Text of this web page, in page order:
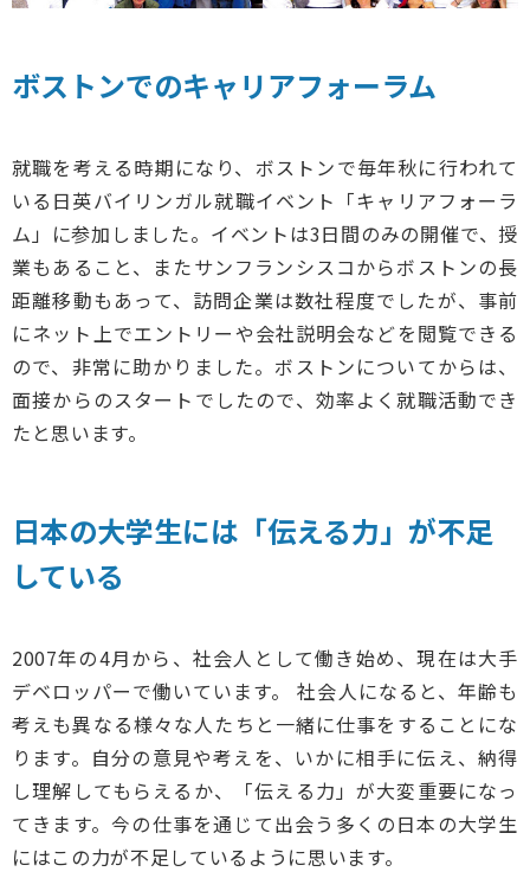
ボストンでのキャリアフォーラム
就職を考える時期になり、ボストンで毎年秋に行われて
いる日英バイリンガル就職イベント「キャリアフォーラ
ム」に参加しました。イベントは3日間のみの開催で、授
業もあること、またサンフランシスコからボストンの長
距離移動もあって、訪問企業は数社程度でしたが、事前
にネット上でエントリーや会社説明会などを閲覧できる
ので、非常に助かりました。ボストンについてからは、
面接からのスタートでしたので、効率よく就職活動でき
たと思います。
日本の大学生には「伝える力」が不足
している
2007年の4月から、社会人として働き始め、現在は大手
デベロッパーで働いています。 社会人になると、年齢も
考えも異なる様々な人たちと一緒に仕事をすることにな
ります。自分の意見や考えを、いかに相手に伝え、納得
し理解してもらえるか、「伝える力」が大変重要になっ
てきます。今の仕事を通じて出会う多くの日本の大学生
にはこの力が不足しているように思います。